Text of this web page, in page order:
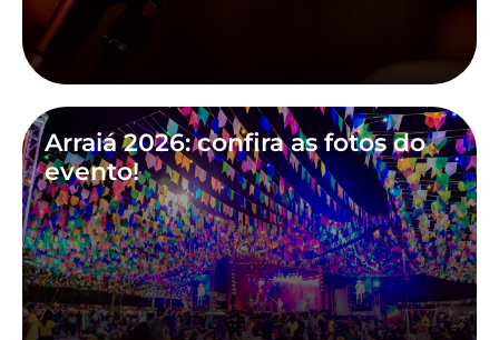
Arraiá 2026: confira as fotos do
evento!